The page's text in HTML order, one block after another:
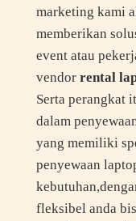
marketing kami
memberikan
event atau
vendor rental
Serta perangkat
dalam
yang memiliki
penyewaan
fleksibel anda